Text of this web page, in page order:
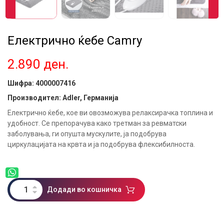
Електрично ќебе Camry
2.890 ден.
Шифра: 4000007416
Производител: Adler, Германија
Електрично ќебе, кое ви овозможува релаксирачка топлина и
удобност. Се препорачува како третман за ревматски
заболувања, ги опушта мускулите, ја подобрува
циркулацијата на крвта и ја подобрува флексибилноста.
Додади во кошничка